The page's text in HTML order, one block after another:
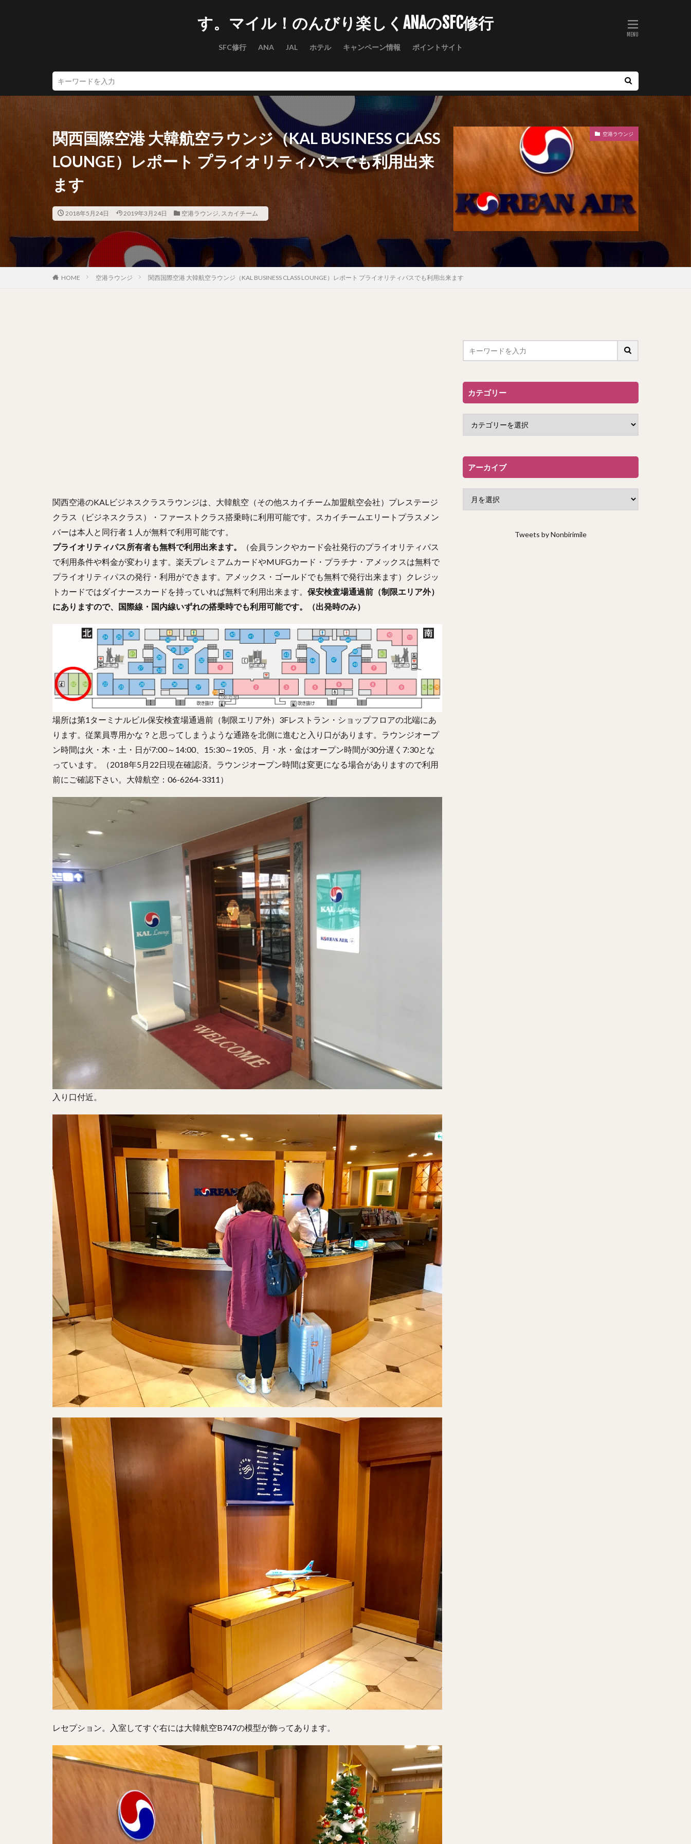
す。マイル！のんびり楽しくANAのSFC修行
SFC修行 ANA JAL ホテル キャンペーン情報 ポイントサイト
関西国際空港 大韓航空ラウンジ（KAL BUSINESS CLASS
LOUNGE）レポート プライオリティパスでも利用出来
ます
2018年5月24日 2019年3月24日 空港ラウンジ, スカイチーム
空港ラウンジ
HOME 空港ラウンジ 関西国際空港 大韓航空ラウンジ（KAL BUSINESS CLASS LOUNGE）レポート プライオリティパスでも利用出来ます
関西空港のKALビジネスクラスラウンジは、大韓航空（その他スカイチーム加盟航空会社）プレステージ
クラス（ビジネスクラス）・ファーストクラス搭乗時に利用可能です。スカイチームエリートプラスメン
バーは本人と同行者１人が無料で利用可能です。
プライオリティパス所有者も無料で利用出来ます。
（会員ランクやカード会社発行のプライオリティパス
で利用条件や料金が変わります。楽天プレミアムカードやMUFGカード・プラチナ・アメックスは無料で
プライオリティパスの発行・利用ができます。アメックス・ゴールドでも無料で発行出来ます）クレジッ
トカードではダイナースカードを持っていれば無料で利用出来ます。 保安検査場通過前（制限エリア外）
にありますので、国際線・国内線いずれの搭乗時でも利用可能です。（出発時のみ）
場所は第1ターミナルビル保安検査場通過前（制限エリア外）3Fレストラン・ショップフロアの北端にあ
ります。従業員専用かな？と思ってしまうような通路を北側に進むと入り口があります。ラウンジオープ
ン時間は火・木・土・日が7:00～14:00、15:30～19:05、月・水・金はオープン時間が30分遅く7:30とな
っています。（2018年5月22日現在確認済。ラウンジオープン時間は変更になる場合がありますので利用
前にご確認下さい。大韓航空：06-6264-3311）
入り口付近。
レセプション。入室してすぐ右には大韓航空B747の模型が飾ってあります。
カテゴリー
アーカイブ
Tweets by Nonbirimile